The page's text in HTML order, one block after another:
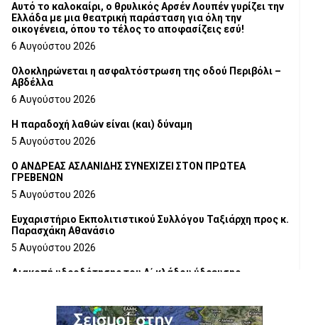
Αυτό το καλοκαίρι, ο θρυλικός Αρσέν Λουπέν γυρίζει την
Ελλάδα με μια θεατρική παράσταση για όλη την
οικογένεια, όπου το τέλος το αποφασίζεις εσύ!
6 Αυγούστου 2026
Ολοκληρώνεται η ασφαλτόστρωση της οδού Περιβόλι –
Αβδέλλα
6 Αυγούστου 2026
H παραδοχή λαθών είναι (και) δύναμη
5 Αυγούστου 2026
Ο ΑΝΔΡΕΑΣ ΑΣΛΑΝΙΔΗΣ ΣΥΝΕΧΙΖΕΙ ΣΤΟΝ ΠΡΩΤΕΑ
ΓΡΕΒΕΝΩΝ
5 Αυγούστου 2026
Ευχαριστήριο Εκπολιτιστικού Συλλόγου Ταξιάρχη προς κ.
Παρασχάκη Αθανάσιο
5 Αυγούστου 2026
Διακοπή υδροδότησης του Α΄ κλάδου ύδρευσης
Η Marseaux στα Γρεβενά για μια μοναδική συναυλία